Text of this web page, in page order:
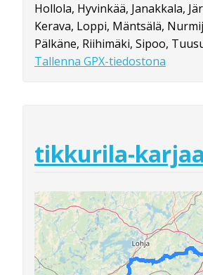
Hollola, Hyvinkää, Janakkala,
Kerava, Loppi, Mäntsälä,
Pälkäne, Riihimäki, Sipoo,
Tallenna GPX-tiedostona
tikkurila-karjaa